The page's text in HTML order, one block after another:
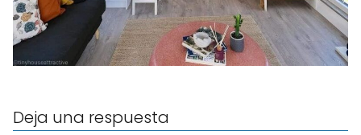
Deja una respuesta